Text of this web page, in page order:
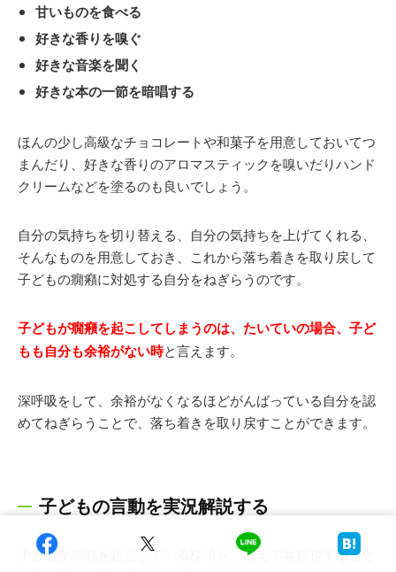
甘いものを食べる
好きな香りを嗅ぐ
好きな音楽を聞く
好きな本の一節を暗唱する
ほんの少し高級なチョコレートや和菓子を用意しておいてつ
まんだり、好きな香りのアロマスティックを嗅いだりハンド
クリームなどを塗るのも良いでしょう。
自分の気持ちを切り替える、自分の気持ちを上げてくれる、
そんなものを用意しておき、これから落ち着きを取り戻して
子どもの癇癪に対処する自分をねぎらうのです。
子どもが癇癪を起こしてしまうのは、たいていの場合、子ど
もも自分も余裕がない時と言えます。
深呼吸をして、余裕がなくなるほどがんばっている自分を認
めてねぎらうことで、落ち着きを取り戻すことができます。
子どもの言動を実況解説する
子どもが癇癪を起こしている様子を、あえて客観視すること